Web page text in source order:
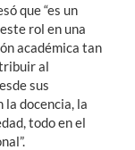
que “es un
rol en una
académica tan
al
sus
la docencia, la
todo en el